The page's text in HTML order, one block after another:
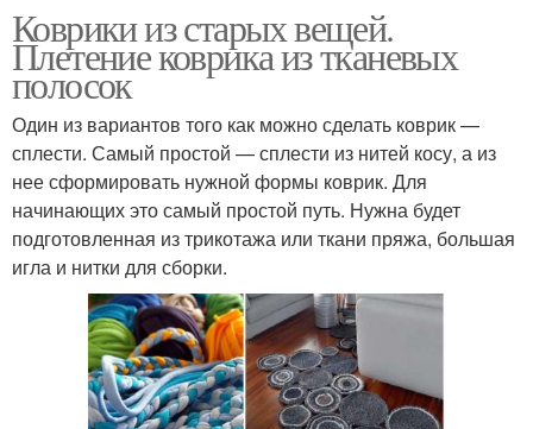
Красивый коврик Коврик из старых
Руки из старых Мягкие коврики
Коврик из старой ткани Коврик из носков
Коврики из старых вещей.
Плетение коврика из тканевых
полосок
Один из вариантов того как можно сделать коврик —
сплести. Самый простой — сплести из нитей косу, а из
нее сформировать нужной формы коврик. Для
начинающих это самый простой путь. Нужна будет
подготовленная из трикотажа или ткани пряжа, большая
игла и нитки для сборки.